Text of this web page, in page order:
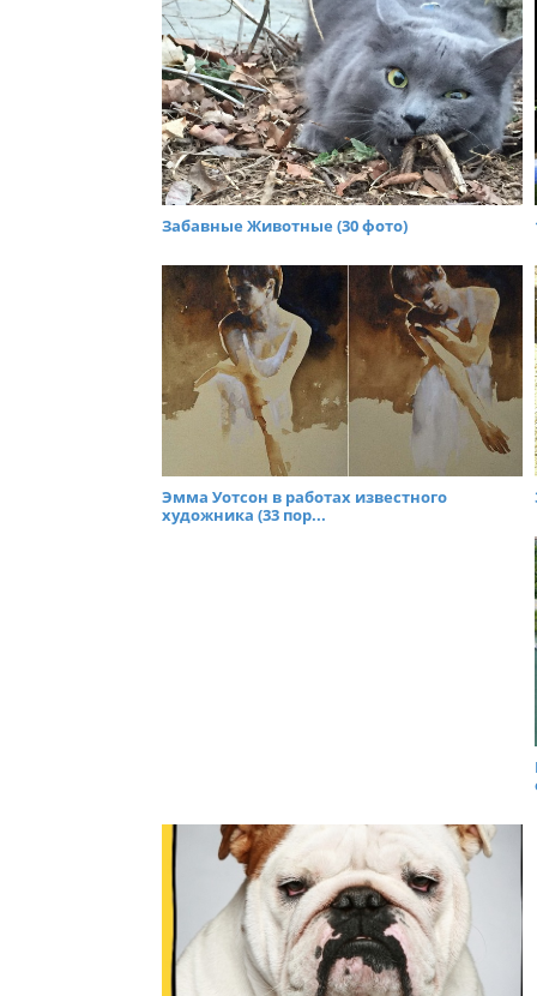
Забавные Животные (30 фото)
Эмма Уотсон в работах известного
художника (33 пор...